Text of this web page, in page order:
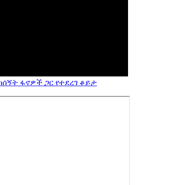
ፋኖዎች ጋር የተደረገ ቆይታ